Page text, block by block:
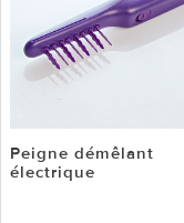
Peigne démêlant
électrique